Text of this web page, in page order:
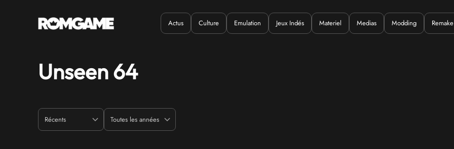
Quand ? Où ? Quoi ?
Actus Culture Emulation Jeux Indés Materiel Medias Modding Remake
Unseen 64